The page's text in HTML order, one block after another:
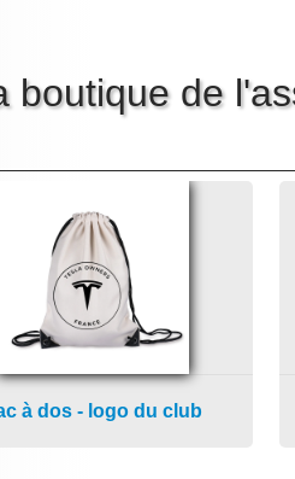
boutique de
à dos - logo du club